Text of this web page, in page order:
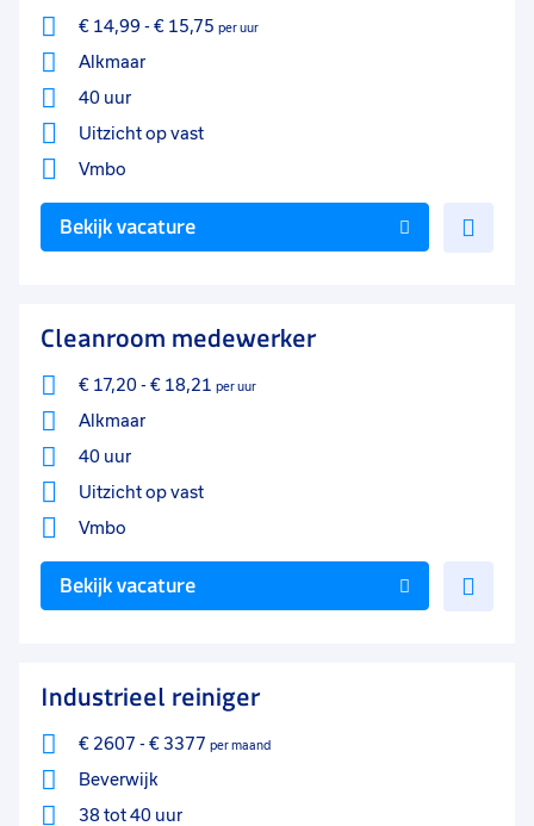
€ 14,99 - € 15,75 per uur
Alkmaar
40 uur
Uitzicht op vast
Vmbo
Bekijk vacature
Cleanroom medewerker
€ 17,20- € 18,21 per uur
Alkmaar
40 uur
Uitzicht op vast
Vmbo
Bekijk vacature
Industrieel reiniger
€ 2607 - € 3377 per maand
Beverwijk
38 tot 40 uur